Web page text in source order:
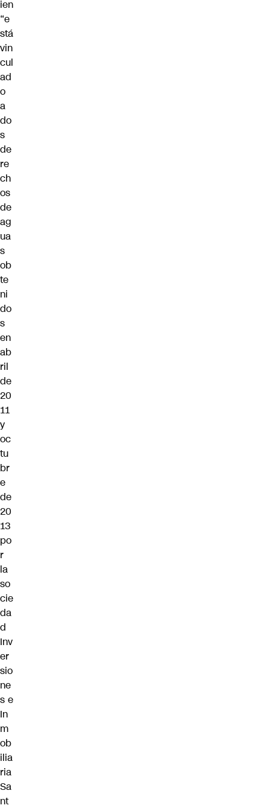
ien
“e
stá
vin
cul
ad
o
a
do
s
de
re
ch
os
de
ag
ua
s
ob
te
ni
do
s
en
ab
ril
de
20
11
y
oc
tu
br
e
de
20
13
po
r
la
so
cie
da
d
Inv
er
sio
ne
s e
In
m
ob
ilia
ria
Sa
nt